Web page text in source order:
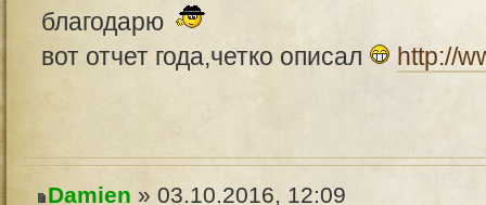
благодарю
вот отчет года,четко описал
http://
Damien » 03.10.2016, 12:09